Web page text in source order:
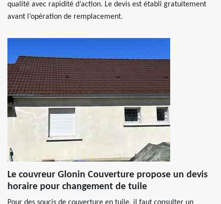
qualité avec rapidité d’action. Le devis est établi gratuitement
avant l’opération de remplacement.
Le couvreur Glonin Couverture propose un devis
horaire pour changement de tuile